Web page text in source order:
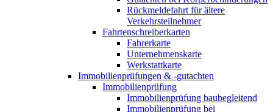
Rückmeldefahrt für ältere
Verkehrsteilnehmer
Fahrtenschreiberkarten
Fahrerkarte
Unternehmenskarte
Werkstattkarte
Immobilienprüfungen & -gutachten
Immobilienprüfung
Immobilienprüfung baubegleitend
Immobilienprüfung bei